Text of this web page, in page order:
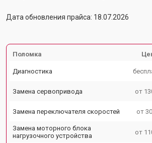
Дата обновления прайса: 18.07.2026
Поломка
Диагностика
Замена сервопривода от
Замена переключателя скоростей от
Замена моторного блока
нагрузочного устройства
от